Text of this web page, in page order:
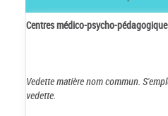
Centres médico-psycho-
Vedette matière nom commun.
vedette.